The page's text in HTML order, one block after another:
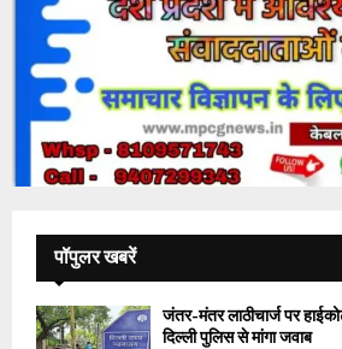
पॉपुलर खबरें
जंतर-मंतर लाठीचार्ज पर
दिल्ली पुलिस से मांगा जवाब